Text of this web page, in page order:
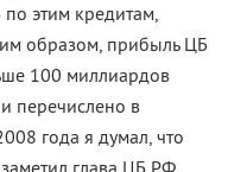
этим кредитам,
образом, прибыль ЦБ
100 миллиардов
перечислено в
года я думал, что
глава ЦБ РФ.